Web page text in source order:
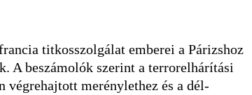
titkosszolgálat emberei a Párizshoz
A beszámolók szerint a terrorelhárítási
végrehajtott merénylethez és a dél-